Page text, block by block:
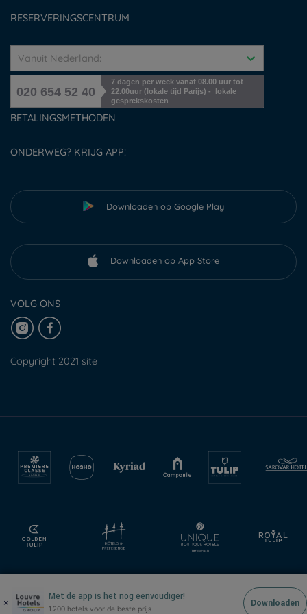
RESERVERINGSCENTRUM
Vanuit Nederland:
020 654 52 40
7 dagen per week vanaf 08.00 uur tot
22.00uur (lokale tijd Parijs) - lokale
gesprekskosten
BETALINGSMETHODEN
ONDERWEG? KRIJG APP!
Downloaden op Google Play
Downloaden op App Store
VOLG ONS
Copyright 2021 site
× Met de app is het nog eenvoudiger!
1.200 hotels voor de beste prijs
Downloaden